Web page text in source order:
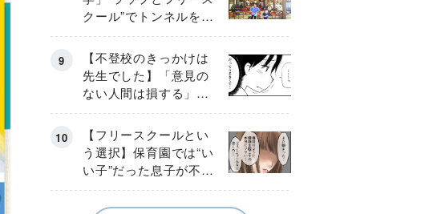
クール”でトンネルを脱
して高校受験へ〔元野
球少年の実話〕
【不登校のきっかけは
先生でした】「意見の
ない人間は損する」担
任の一言が苦しみに…
《第１話》
【フリースクールとい
う選択】保育園では“い
い子”だった息子が不登
校に…小学校入学後に
見えたSOS《第１話》